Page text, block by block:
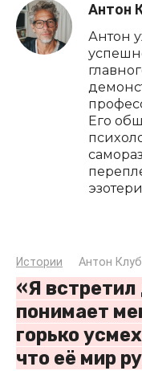
Антон
Антон
Его
Истории Антон
«Я
понимает
горько
что её мир